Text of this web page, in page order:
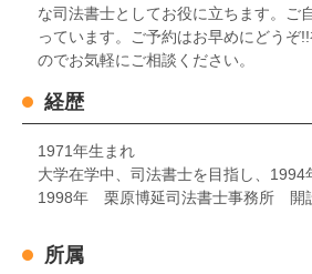
な司法書士としてお役に立ちます。ご
っています。ご予約はお早めにどうぞ
のでお気軽にご相談ください。
経歴
1971年生まれ
大学在学中、司法書士を目指し、1994
1998年 栗原博延司法書士事務所 開
所属